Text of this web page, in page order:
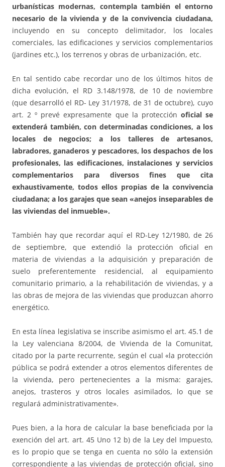
urbanísticas modernas, contempla también el entorno
necesario de la vivienda y de la convivencia ciudadana,
incluyendo en su concepto delimitador, los locales
comerciales, las edificaciones y servicios complementarios
(jardines etc.), los terrenos y obras de urbanización, etc.
En tal sentido cabe recordar uno de los últimos hitos de
dicha evolución, el RD 3.148/1978, de 10 de noviembre
(que desarrolló el RD- Ley 31/1978, de 31 de octubre), cuyo
art. 2 º prevé expresamente que la protección oficial se
extenderá también, con determinadas condiciones, a los
locales de negocios; a los talleres de artesanos,
labradores, ganaderos y pescadores, los despachos de los
profesionales, las edificaciones, instalaciones y servicios
complementarios
para diversos fines que cita
exhaustivamente, todos ellos propias de la convivencia
ciudadana; a los garajes que sean «anejos inseparables de
las viviendas del inmueble».
También hay que recordar aquí el RD-Ley 12/1980, de 26
de septiembre, que extendió la protección oficial en
materia de viviendas a la adquisición y preparación de
suelo preferentemente residencial, al equipamiento
comunitario primario, a la rehabilitación de viviendas, y a
las obras de mejora de las viviendas que produzcan ahorro
energético.
En esta línea legislativa se inscribe asimismo el art. 45.1 de
la Ley valenciana 8/2004, de Vivienda de la Comunitat,
citado por la parte recurrente, según el cual «la protección
pública se podrá extender a otros elementos diferentes de
la vivienda, pero pertenecientes a la misma: garajes,
anejos, trasteros y otros locales asimilados, lo que se
regulará administrativamente».
Pues bien, a la hora de calcular la base beneficiada por la
exención del art. art. 45 Uno 12 b) de la Ley del Impuesto,
es lo propio que se tenga en cuenta no sólo la extensión
correspondiente a las viviendas de protección oficial, sino